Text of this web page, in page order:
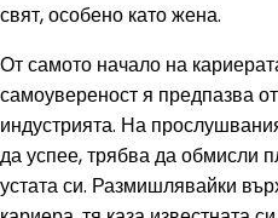
свят, особено като жена.
От самото начало на
самоувереност я предпазва
индустрията. На
да успее, трябва да обмисли
устата си. Размишлявайки